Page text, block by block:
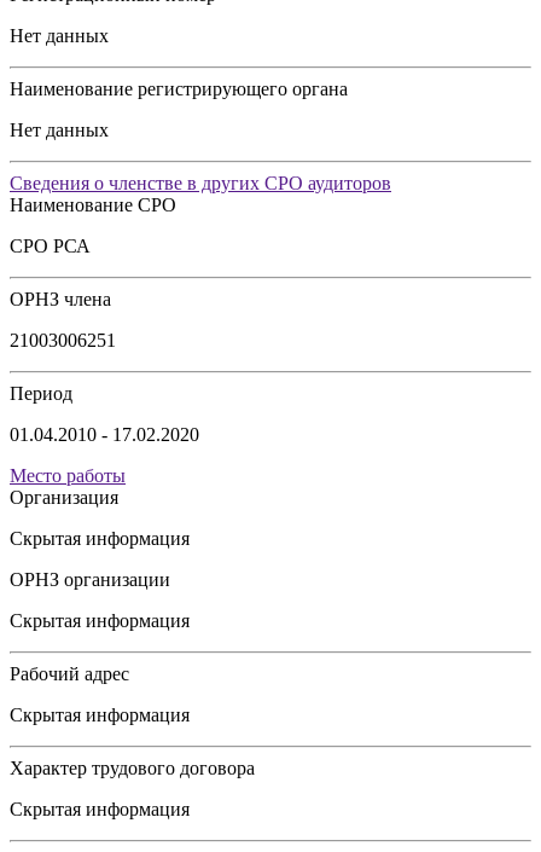
Нет данных
Наименование регистрирующего органа
Нет данных
Сведения о членстве в других СРО аудиторов
Наименование СРО
СРО РСА
ОРНЗ члена
21003006251
Период
01.04.2010 - 17.02.2020
Место работы
Организация
Скрытая информация
ОРНЗ организации
Скрытая информация
Рабочий адрес
Скрытая информация
Характер трудового договора
Скрытая информация